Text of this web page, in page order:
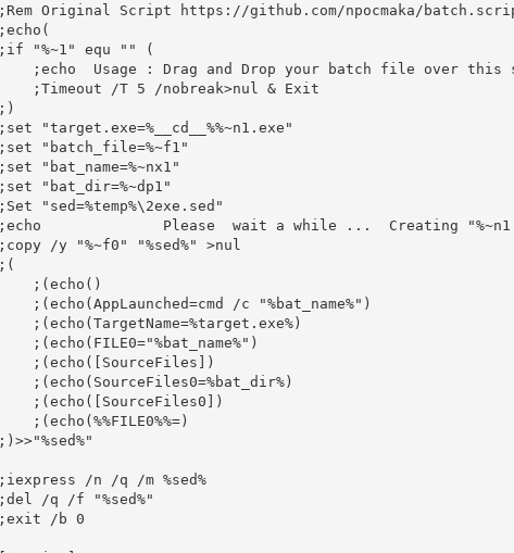
;Rem Original Script https://github.com/npocmaka/
;echo(
;if "%~1" equ "" (
;)
;set "target.exe=%__cd__%%~n1.exe"
;set "batch_file=%~f1"
;set "bat_name=%~nx1"
;set "bat_dir=%~dp1"
;Set "sed=%temp%\2exe.sed"
;echo              Please  wait a while ...  Creating
;copy /y "%~f0" "%sed%" >nul
;(
;)>>"%sed%"
;iexpress /n /q /m %sed%
;del /q /f "%sed%"
;exit /b 0